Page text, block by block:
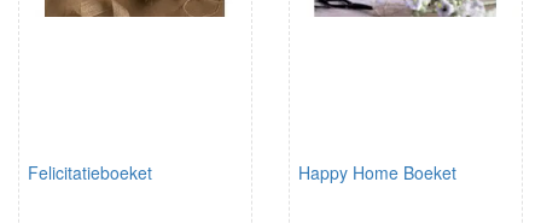
Felicitatieboeket Happy Home Boeket